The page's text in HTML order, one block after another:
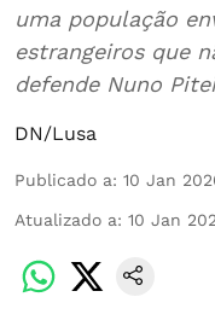
uma população
estrangeiros que
defende Nuno
DN/Lusa
Publicado a: 10 Jan
Atualizado a: 10 Jan